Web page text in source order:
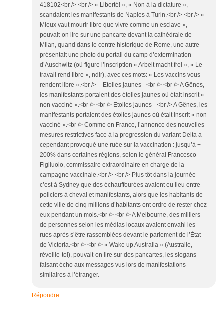
418102<br /> <br /> « Liberté! », « Non à la dictature »,
scandaient les manifestants de Naples à Turin.<br /> <br /> «
Mieux vaut mourir libre que vivre comme un esclave »,
pouvait-on lire sur une pancarte devant la cathédrale de
Milan, quand dans le centre historique de Rome, une autre
présentait une photo du portail du camp d’extermination
d’Auschwitz (où figure l’inscription « Arbeit macht frei », « Le
travail rend libre », ndlr), avec ces mots: « Les vaccins vous
rendent libre ».<br /> – Etoiles jaunes –<br /> <br /> A Gênes,
les manifestants portaient des étoiles jaunes où était inscrit «
non vacciné ».<br /> <br /> Etoiles jaunes –<br /> A Gênes, les
manifestants portaient des étoiles jaunes où était inscrit « non
vacciné ».<br /> Comme en France, l’annonce des nouvelles
mesures restrictives face à la progression du variant Delta a
cependant provoqué une ruée sur la vaccination : jusqu’à +
200% dans certaines régions, selon le général Francesco
Figliuolo, commissaire extraordinaire en charge de la
campagne vaccinale.<br /> <br /> Plus tôt dans la journée
c’est à Sydney que des échauffourées avaient eu lieu entre
policiers à cheval et manifestants, alors que les habitants de
cette ville de cinq millions d’habitants ont ordre de rester chez
eux pendant un mois.<br /> <br /> A Melbourne, des milliers
de personnes selon les médias locaux avaient envahi les
rues après s’être rassemblées devant le parlement de l’État
de Victoria.<br /> <br /> « Wake up Australia » (Australie,
réveille-toi), pouvait-on lire sur des pancartes, les slogans
faisant écho aux messages vus lors de manifestations
similaires à l’étranger.
Répondre